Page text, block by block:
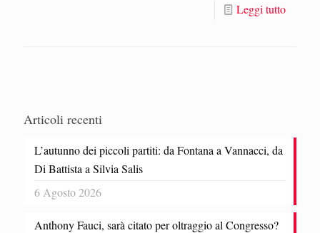
Leggi tutto
Articoli recenti
L’autunno dei piccoli partiti: da Fontana a Vannacci, da
Di Battista a Silvia Salis
6 Agosto 2026
Anthony Fauci, sarà citato per oltraggio al Congresso?